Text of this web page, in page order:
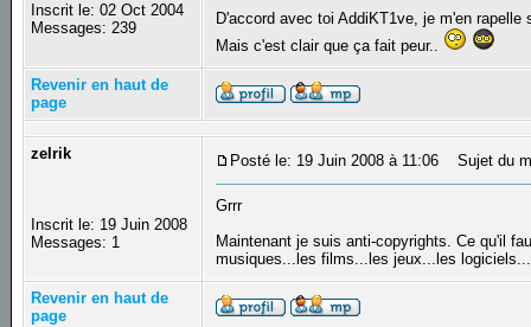
Inscrit le: 02 Oct 2004
Messages: 239
D'accord avec toi AddiKT1ve, je m'en
Mais c'est clair que ça fait peur..
Revenir en haut de
page
zelrik
Inscrit le: 19 Juin 2008
Messages: 1
Posté le: 19 Juin 2008 à 11:06 Sujet du
Grrr
Maintenant je suis anti-copyrights. Ce qu'il
musiques...les films...les jeux...les
Revenir en haut de
page